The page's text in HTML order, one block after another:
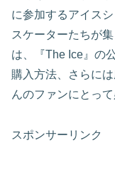
に参加するアイス
スケーターたちが
は、『The Ice』の
購入方法、さらに
んのファンにとっ
スポンサーリンク